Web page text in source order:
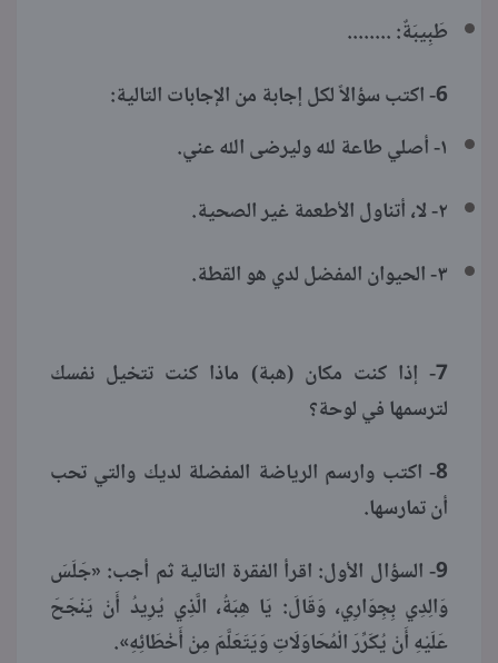
طَبِيبَةٌ: ........
6- اكتب سؤالاً لكل إجابة من الإجابات التالية:
١- أصلي طاعة لله وليرضى الله عني.
٢- لا، أتناول الأطعمة غير الصحية.
٣- الحيوان المفضل لدي هو القطة.
7- إذا كنت مكان (هبة) ماذا كنت تتخيل نفسك
لترسمها في لوحة؟
8- اكتب وارسم الرياضة المفضلة لديك والتي تحب
أن تمارسها.
9- السؤال الأول: اقرأ الفقرة التالية ثم أجب: «جَلَسَ
وَالِدِي بِجِوَارِي، وَقَالَ: يَا هِبَةُ، الَّذِي يُرِيدُ أَنْ يَنْجَحَ
عَلَيْهِ أَنْ يُكَرِّرَ الْمُحَاوَلَاتِ وَيَتَعَلَّمَ مِنْ أَخْطَائِهِ».